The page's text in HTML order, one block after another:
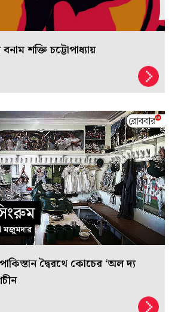
বনাম শক্তি চট্টোপাধ্যায়
দ্বৈরথে কোচের ‘অল দ্য